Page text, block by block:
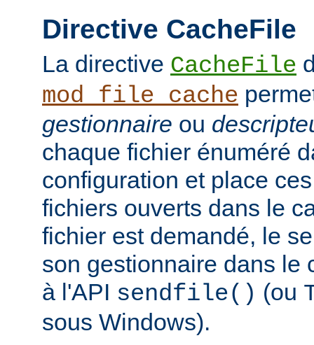
Directive CacheFile
La directive CacheFile
mod_file_cache
gestionnaire ou
chaque fichier énuméré
configuration et place
fichiers ouverts dans le
fichier est demandé, le
son gestionnaire dans le
à l'API sendfile() (ou
sous Windows).